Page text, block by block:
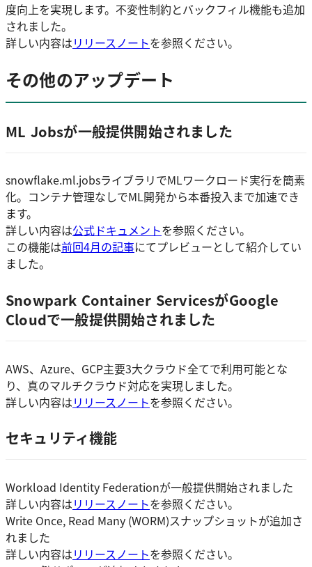
度向上を実現します。不変性制約とバックフィル機能も追加
されました。
詳しい内容はリリースノートを参照ください。
その他のアップデート
ML Jobsが一般提供開始されました
snowflake.ml.jobsライブラリでMLワークロード実行を簡素
化。コンテナ管理なしでML開発から本番投入まで加速でき
ます。
詳しい内容は公式ドキュメントを参照ください。
この機能は前回4月の記事にてプレビューとして紹介してい
ました。
Snowpark Container ServicesがGoogle
Cloudで一般提供開始されました
AWS、Azure、GCP主要3大クラウド全てで利用可能とな
り、真のマルチクラウド対応を実現しました。
詳しい内容はリリースノートを参照ください。
セキュリティ機能
Workload Identity Federationが一般提供開始されました
詳しい内容はリリースノートを参照ください。
Write Once, Read Many (WORM)スナップショットが追加さ
れました
詳しい内容はリリースノートを参照ください。